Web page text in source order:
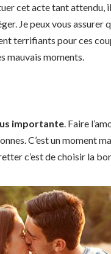
cet acte tant attendu,
Je peux vous assurer
terrifiants pour ces
mauvais moments.
importante . Faire
C’est un moment
c’est de choisir la